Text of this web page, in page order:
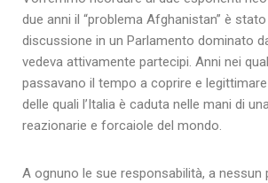
due anni il “problema Afghanistan” è
discussione in un Parlamento dominato
vedeva attivamente partecipi. Anni nei
passavano il tempo a coprire e
delle quali l’Italia è caduta nelle mani di
reazionarie e forcaiole del mondo.
A ognuno le sue responsabilità, a nessun